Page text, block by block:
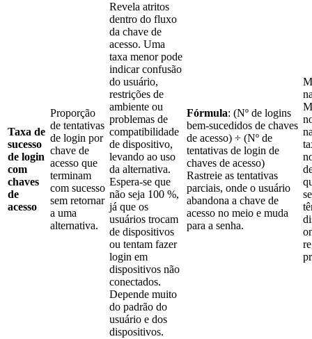
Taxa de
sucesso
de login
com
chaves
de
acesso
Proporção
de tentativas
de login por
chave de
acesso que
terminam
com sucesso
sem retornar
a uma
alternativa.
Revela atritos
dentro do fluxo
da chave de
acesso. Uma
taxa menor pode
indicar confusão
do usuário,
restrições de
ambiente ou
problemas de
compatibilidade
de dispositivo,
levando ao uso
da alternativa.
Espera-se que
não seja 100 %,
já que os
usuários trocam
de dispositivos
ou tentam fazer
login em
dispositivos não
conectados.
Depende muito
do padrão do
usuário e dos
dispositivos.
Fórmula: (Nº de logins
bem-sucedidos de chaves
de acesso) ÷ (Nº de
tentativas de login de
chaves de acesso)
Rastreie as tentativas
parciais, onde o usuário
abandona a chave de
acesso no meio e muda
para a senha.